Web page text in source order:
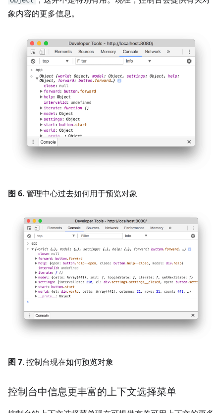
象内容的更多信息。
图 6. 管理中心过去如何用于预览对象
图 7. 控制台现在如何预览对象
控制台中信息更丰富的上下文选择菜单